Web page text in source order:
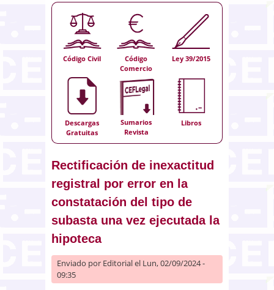
Código Civil
Código
Comercio
Ley 39/2015
Descargas
Gratuitas
Sumarios
Revista
Libros
Rectificación de inexactitud
registral por error en la
constatación del tipo de
subasta una vez ejecutada la
hipoteca
Enviado por Editorialel Lun, 02/09/2024 -
09:35